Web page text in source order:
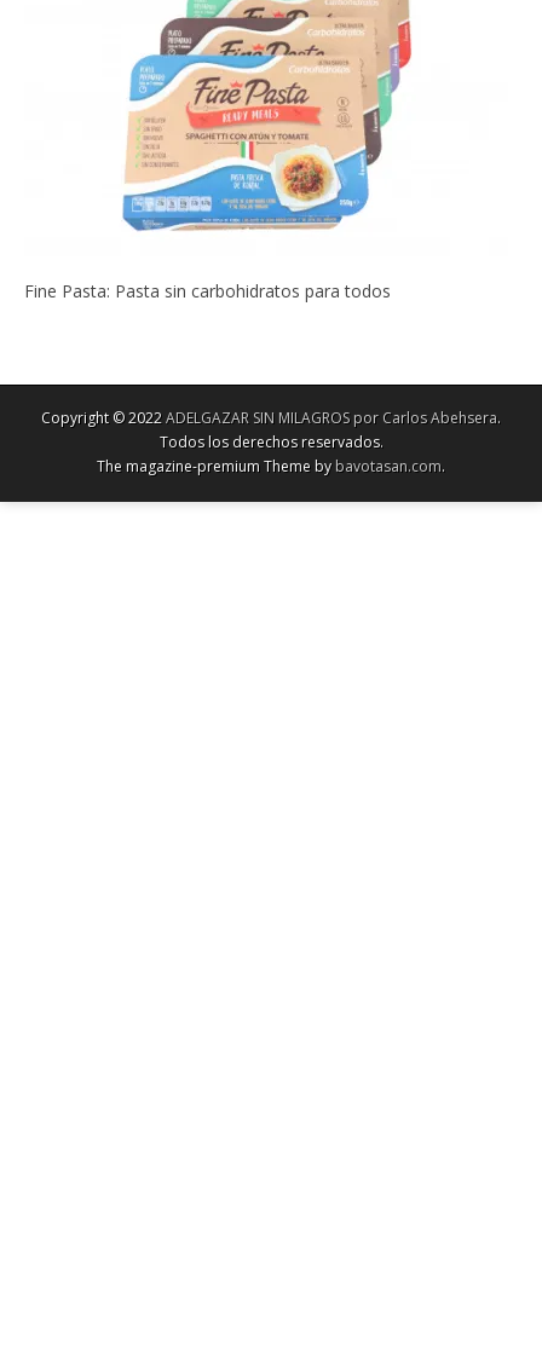
Fine Pasta: Pasta sin carbohidratos para todos
Copyright © 2022ADELGAZAR SIN MILAGROS por Carlos Abehsera.
Todos los derechos reservados.
The magazine-premium Theme bybavotasan.com.